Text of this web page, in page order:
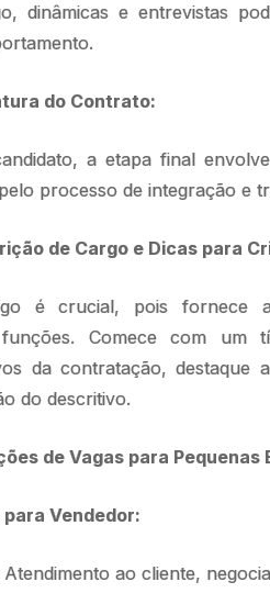
dinâmicas e entrevistas
do Contrato:
a etapa final
processo de integração e
de Cargo e Dicas para
é crucial, pois fornece
funções. Comece com
da contratação, destaque
do descritivo.
de Vagas para Pequenas
para Vendedor:
ao cliente,